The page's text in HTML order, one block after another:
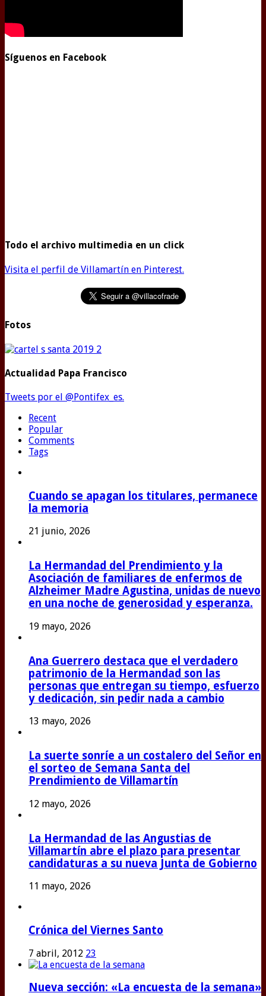
Síguenos en Facebook
Todo el archivo multimedia en un click
Visita el perfil de Villamartín en Pinterest.
Fotos
Actualidad Papa Francisco
Tweets por el @Pontifex_es.
Recent
Popular
Comments
Tags
Cuando se apagan los titulares, permanece
la memoria
21 junio, 2026
La Hermandad del Prendimiento y la
Asociación de familiares de enfermos de
Alzheimer Madre Agustina, unidas de nuevo
en una noche de generosidad y esperanza.
19 mayo, 2026
Ana Guerrero destaca que el verdadero
patrimonio de la Hermandad son las
personas que entregan su tiempo, esfuerzo
y dedicación, sin pedir nada a cambio
13 mayo, 2026
La suerte sonríe a un costalero del Señor en
el sorteo de Semana Santa del
Prendimiento de Villamartín
12 mayo, 2026
La Hermandad de las Angustias de
Villamartín abre el plazo para presentar
candidaturas a su nueva Junta de Gobierno
11 mayo, 2026
Crónica del Viernes Santo
7 abril, 2012 23
Nueva sección: «La encuesta de la semana»